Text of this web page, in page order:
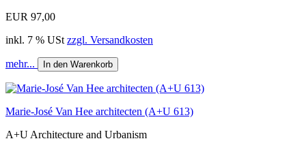
EUR 97,00
inkl. 7 % USt zzgl. Versandkosten
mehr... In den Warenkorb
Marie-José Van Hee architecten (A+U 613)
A+U Architecture and Urbanism